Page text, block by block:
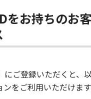
をお持ちのお
にご登録いただくと、
をご利用いただけます